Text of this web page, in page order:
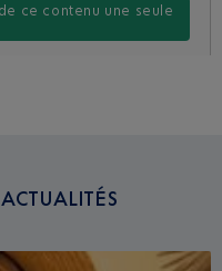
ce contenu une seule